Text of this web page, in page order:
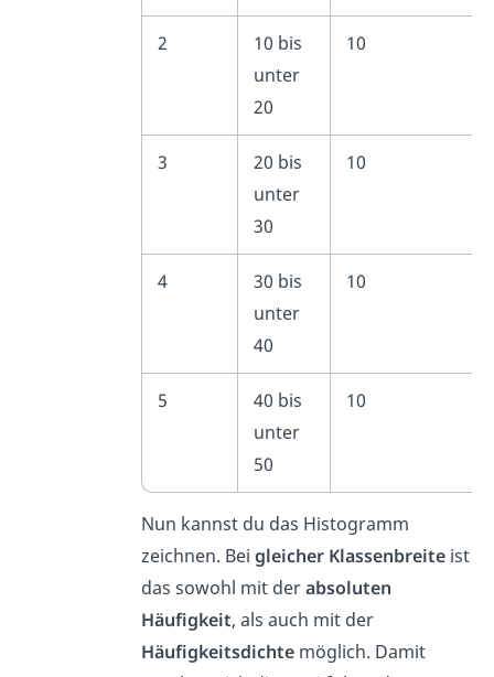
2
10 bis
unter
20
10
3
20 bis
unter
30
10
4
30 bis
unter
40
10
5
40 bis
unter
50
10
Nun kannst du das Histogramm
zeichnen. Bei gleicher Klassenbreiteist
das sowohl mit derabsoluten
Häufigkeit, als auch mit der
Häufigkeitsdichtemöglich. Damit